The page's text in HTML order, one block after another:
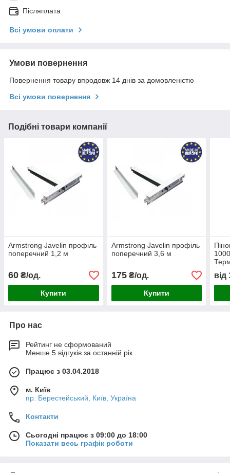
Післяплата
Всі умови оплати
Умови повернення
Повернення товару впродовж 14 днів за домовленістю
Всі умови повернення
Подібні товари компанії
Armstrong Javelin профіль
поперечний 1,2 м
60 ₴/од.
Купити
Armstrong Javelin профіль
поперечний 3,6 м
175₴/од.
Купити
від
Про нас
Рейтинг не сформований
Менше 5 відгуків за останній рік
Працює з 03.04.2018
м. Київ
пр. Берестейський, Київ, Україна
Контакти
Сьогодні працює з 09:00 до 18:00
Показати весь графік роботи